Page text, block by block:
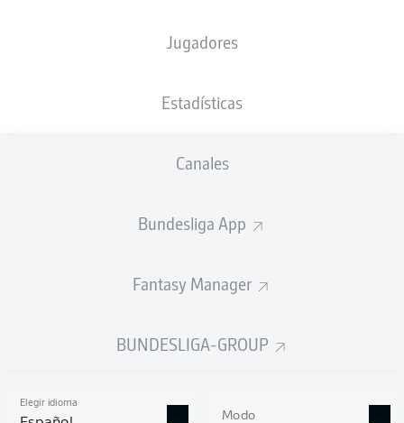
Jugadores
Estadísticas
Canales
Bundesliga App
Fantasy Manager
BUNDESLIGA-GROUP
Elegir idioma
Modo
15.10.1994
TAMAÑO
ESTADÍSTICAS